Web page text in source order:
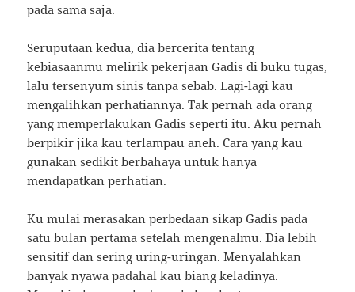
pada sama saja.
Seruputaan kedua, dia bercerita tentang
kebiasaanmu melirik pekerjaan Gadis di buku tugas,
lalu tersenyum sinis tanpa sebab.Lagi-lagi kau
mengalihkan perhatiannya.Tak pernah ada orang
yang memperlakukan Gadis seperti itu. Aku pernah
berpikir jika kau terlampau aneh.Cara yang kau
gunakan sedikit berbahaya untuk hanya
mendapatkan perhatian.
Ku mulai merasakan perbedaan sikap Gadis pada
satu bulan pertama setelah mengenalmu.Dia lebih
sensitif dan sering uring-uringan.Menyalahkan
banyak nyawa padahal kau biang keladinya.